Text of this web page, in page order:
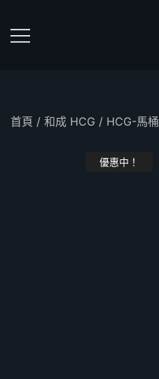
content
首頁 / 和成 HCG / HCG-馬桶
優惠中！